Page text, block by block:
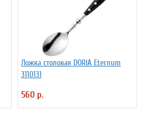
Ложка столовая DORIA Eternum
3110131
560 р.